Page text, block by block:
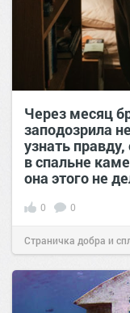
Через месяц
заподозрила
узнать
в спальне
она этого не
0 0
Страничка добра и
позитива!00:29